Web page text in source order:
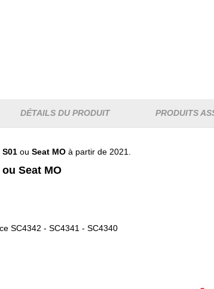
DÉTAILS DU PRODUIT PRODUITS
ou Seat MO à partir de 2021.
Seat MO
SC4342 - SC4341 - SC4340